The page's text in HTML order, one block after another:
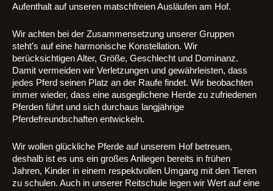
Aufenthalt auf unseren matschfreien Ausläufen am Hof.
Wir achten bei der Zusammensetzung unserer Gruppen
steht’s auf eine harmonische Konstellation. Wir
berücksichtigen Alter, Größe, Geschlecht und Dominanz.
Damit vermeiden wir Verletzungen und gewährleisten, dass
jedes Pferd seinen Platz an der Raufe findet. Wir beobachten
immer wieder, dass eine ausgeglichene Herde zu zufriedenen
Pferden führt und sich durchaus langjährige
Pferdefreundschaften entwickeln.
Wir wollen glückliche Pferde auf unserem Hof betreuen,
deshalb ist es uns ein großes Anliegen bereits in frühen
Jahren, Kinder in einem respektvollen Umgang mit den Tieren
zu schulen. Auch in unserer Reitschule legen wir Wert auf eine